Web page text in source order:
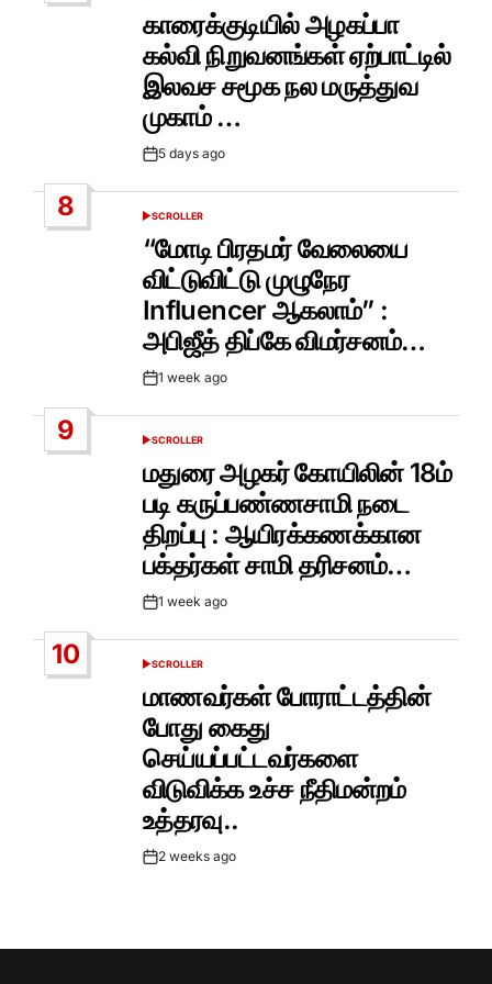
காரைக்குடியில் அழகப்பா
கல்வி நிறுவனங்கள் ஏற்பாட்டில்
இலவச சமூக நல மருத்துவ
முகாம் …
Post5 days ago
8
POSTED
IN
SCROLLER
“மோடி பிரதமர் வேலையை
விட்டுவிட்டு முழுநேர
Influencer ஆகலாம்” :
அபிஜீத் திப்கே விமர்சனம்…
Post1 week ago
9
POSTED
SCROLLER
மதுரை அழகர் கோயிலின் 18ம்
படி கருப்பண்ணசாமி நடை
திறப்பு : ஆயிரக்கணக்கான
பக்தர்கள் சாமி தரிசனம்…
Post1 week ago
10
POSTED
SCROLLER
மாணவர்கள் போராட்டத்தின்
போது கைது
செய்யப்பட்டவர்களை
விடுவிக்க உச்ச நீதிமன்றம்
உத்தரவு..
Post2 weeks ago